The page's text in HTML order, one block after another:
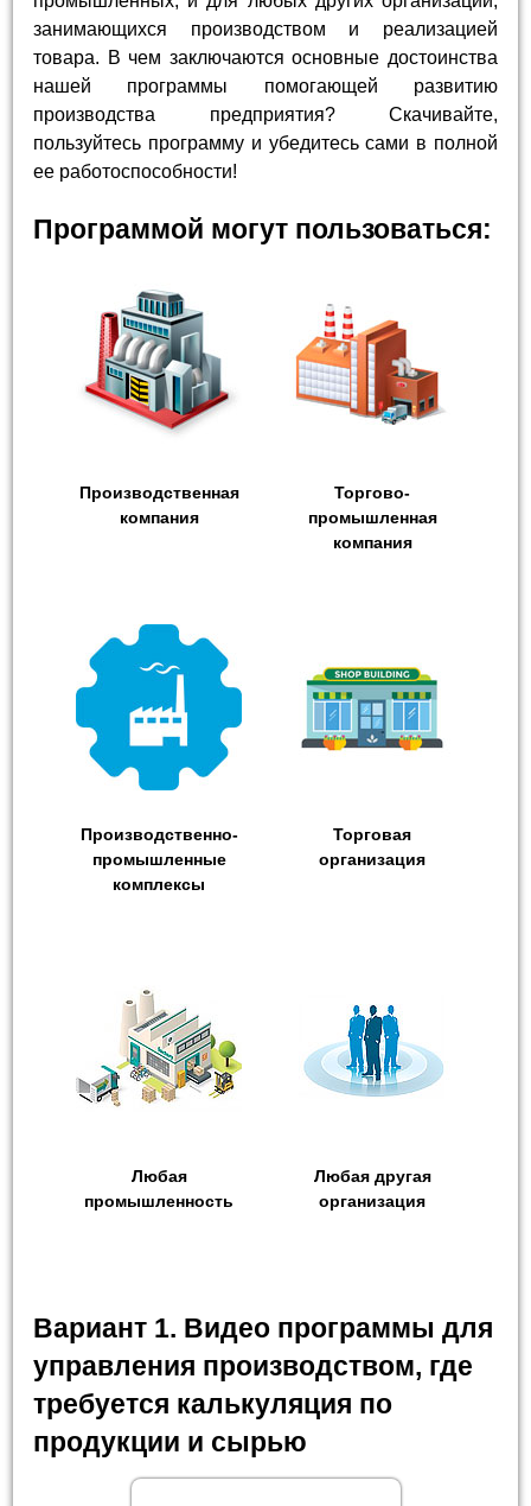
занимающихся производством и реализацией
товара. В чем заключаются основные достоинства
нашей программы помогающей развитию
производства предприятия? Скачивайте,
пользуйтесь программу и убедитесь сами в полной
ее работоспособности!
Программой могут пользоваться:
Производственная
компания
Торгово-
промышленная
компания
Производственно-
промышленные
комплексы
Торговая
организация
Любая
промышленность
Любая другая
организация
Вариант 1. Видео программы для
управления производством, где
требуется калькуляция по
продукции и сырью